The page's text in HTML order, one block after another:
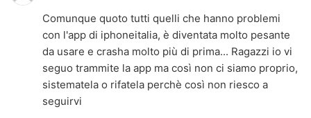
Comunque quoto tutti quelli che hanno problemi
con l'app di iphoneitalia, è diventata molto pesante
da usare e crasha molto più di prima... Ragazzi io vi
seguo trammite la app ma così non ci siamo proprio,
sistematela o rifatela perchè così non riesco a
seguirvi